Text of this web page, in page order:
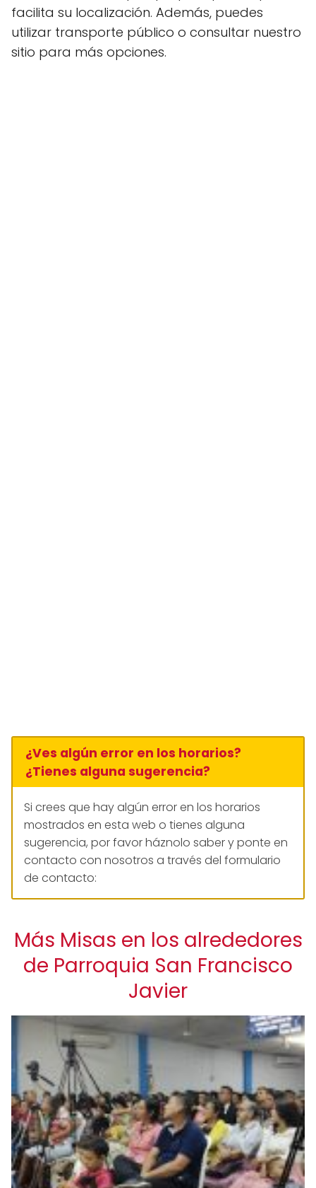
facilita su localización. Además, puedes
utilizar transporte público o consultar nuestro
sitio para más opciones.
¿Ves algún error en los horarios?
¿Tienes alguna sugerencia?
Si crees que hay algún error en los horarios
mostrados en esta web o tienes alguna
sugerencia, por favor háznolo saber y ponte en
contacto con nosotros a través del formulario
de contacto:
Más Misas en los alrededores
de Parroquia San Francisco
Javier